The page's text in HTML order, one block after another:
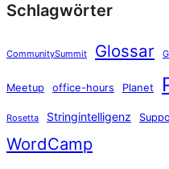
Schlagwörter
CommunitySummit Glossar
Meetup office-hours Planet
Rosetta Stringintelligenz
WordCamp